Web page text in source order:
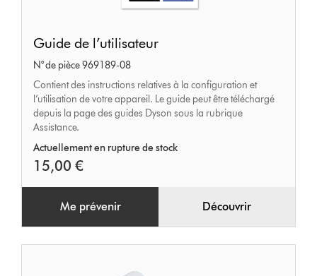
de
l’utilisateur
Guide de l’utilisateur
N° de pièce 969189-08
Contient des instructions relatives à la configuration et
l’utilisation de votre appareil. Le guide peut être téléchargé
depuis la page des guides Dyson sous la rubrique
Assistance.
Actuellement en rupture de stock
15,00 €
Me prévenir Découvrir